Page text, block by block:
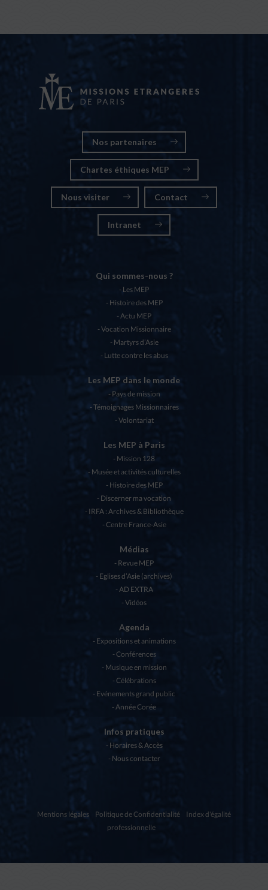
Nos partenaires
Chartes éthiques MEP
Nous visiter Contact
Intranet
Qui sommes-nous ?
Les MEP
Histoire des MEP
Actu MEP
Vocation Missionnaire
Martyrs d’Asie
Lutte contre les abus
Les MEP dans le monde
Pays de mission
Témoignages Missionnaires
Volontariat
Les MEP à Paris
Mission 128
Musée et activités culturelles
Histoire des MEP
Discerner ma vocation
IRFA : Archives & Bibliothèque
Centre France-Asie
Médias
Revue MEP
Eglises d’Asie (archives)
AD EXTRA
Vidéos
Agenda
Expositions et animations
Conférences
Musique en mission
Célébrations
Evénements grand public
Année Corée
Infos pratiques
Horaires & Accès
Nous contacter
Mentions légales Politique de Confidentialité
Index d'égalité
professionnelle